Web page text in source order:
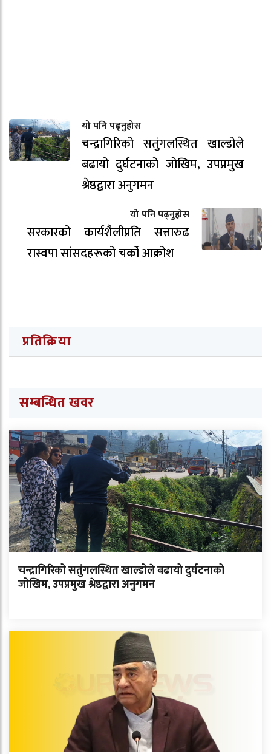
यो पनि पढ्नुहोस
चन्द्रागिरिको सतुंगलस्थित खाल्डोले
बढायो दुर्घटनाको जोखिम, उपप्रमुख
श्रेष्ठद्वारा अनुगमन
यो पनि पढ्नुहोस
सरकारको कार्यशैलीप्रति सत्तारुढ
रास्वपा सांसदहरूको चर्को आक्रोश
प्रतिक्रिया
सम्बन्धित खवर
चन्द्रागिरिको सतुंगलस्थित खाल्डोले बढायो दुर्घटनाको
जोखिम, उपप्रमुख श्रेष्ठद्वारा अनुगमन